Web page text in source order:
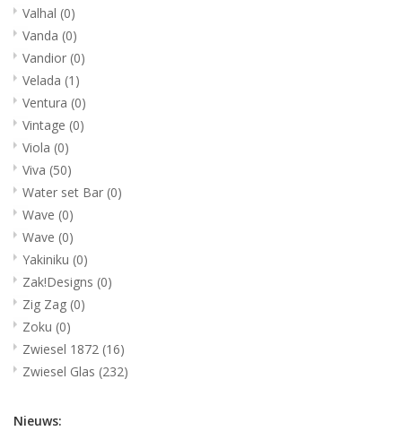
Valhal (0)
Vanda (0)
Vandior (0)
Velada (1)
Ventura (0)
Vintage (0)
Viola (0)
Viva (50)
Water set Bar (0)
Wave (0)
Wave (0)
Yakiniku (0)
Zak!Designs (0)
Zig Zag (0)
Zoku (0)
Zwiesel 1872 (16)
Zwiesel Glas (232)
Nieuws: